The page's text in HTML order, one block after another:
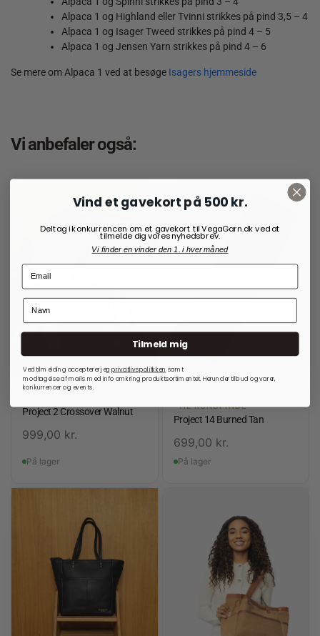
Alpaca 1 og Highland eller Tvinni strikkes på pind 3,5 – 4
Alpaca 1 og Isager Tweed strikkes på pind 4 – 5
Alpaca 1 og Jensen Yarn strikkes på pind 4 – 6
Se mere om Alpaca 1 ved at besøge Isagers hjemmeside
Vi anbefaler også:
Project 2 Crossover Walnut
999,00 kr.
På lager
TIL RUNDPINDE
Project 14 Burned Tan
699,00 kr.
På lager
Vind et gavekort på 500 kr.
Deltag i konkurrencen om et gavekort til VegaGarn.dk ved at
tilmelde dig vores nyhedsbrev.
Vi finder en vinder den 1. i hver måned
Tilmeld mig
Ved tilmelding accepterer jegprivatlivspolitkken samt
modtagelse af mails med info omkring produktsortimentet. Herunder tilbud og varer,
konkurrencer og events.